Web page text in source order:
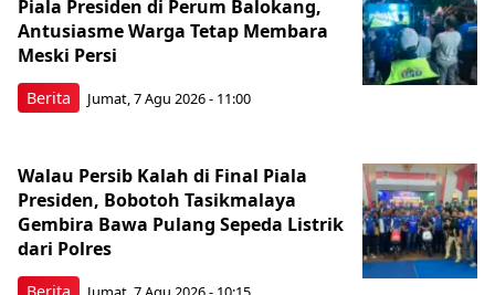
Berita
Piala Presiden di Perum Balokang,
Antusiasme Warga Tetap Membara
Meski Persi
Jumat, 7 Agu 2026 - 11:00
Walau Persib Kalah di Final Piala
Presiden, Bobotoh Tasikmalaya
Gembira Bawa Pulang Sepeda Listrik
dari Polres